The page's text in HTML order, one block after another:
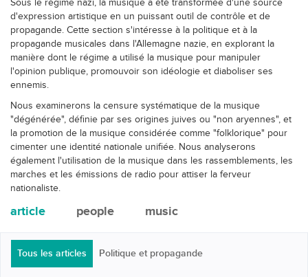
d'expression artistique en un puissant outil de contrôle et de
propagande. Cette section s'intéresse à la politique et à la
propagande musicales dans l'Allemagne nazie, en explorant la
manière dont le régime a utilisé la musique pour manipuler
l'opinion publique, promouvoir son idéologie et diaboliser ses
ennemis.
Nous examinerons la censure systématique de la musique
"dégénérée", définie par ses origines juives ou "non aryennes", et
la promotion de la musique considérée comme "folklorique" pour
cimenter une identité nationale unifiée. Nous analyserons
également l'utilisation de la musique dans les rassemblements, les
marches et les émissions de radio pour attiser la ferveur
nationaliste.
article people music
Tous les articles Politique et propagande